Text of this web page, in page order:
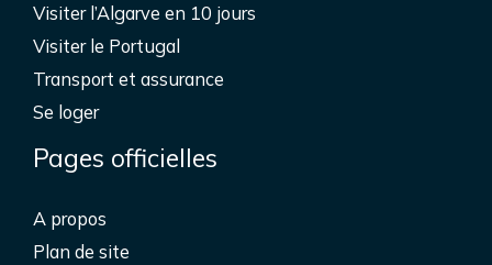
Visiter l’Algarve en 10 jours
Visiter le Portugal
Transport et assurance
Se loger
Pages officielles
A propos
Plan de site